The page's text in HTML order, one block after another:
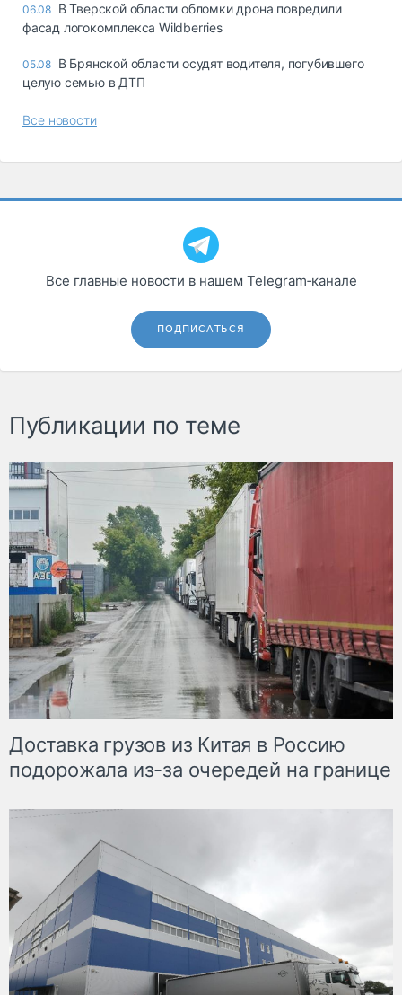
06.08 В Тверской области обломки дрона повредили
фасад логокомплекса Wildberries
05.08 В Брянской области осудят водителя, погубившего
целую семью в ДТП
Все новости
Все главные новости в нашем Telegram‑канале
ПОДПИСАТЬСЯ
Публикации по теме
Доставка грузов из Китая в Россию
подорожала из-за очередей на границе